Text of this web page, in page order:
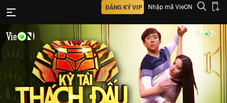
ĐĂNG KÝ VIP Nhập mã VieON